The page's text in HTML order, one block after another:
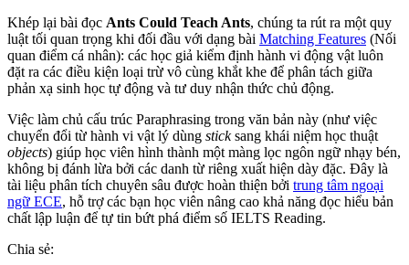
Khép lại bài đọc Ants Could Teach Ants, chúng ta rút ra một quy
luật tối quan trọng khi đối đầu với dạng bài Matching Features (Nối
quan điểm cá nhân): các học giả kiểm định hành vi động vật luôn
đặt ra các điều kiện loại trừ vô cùng khắt khe để phân tách giữa
phản xạ sinh học tự động và tư duy nhận thức chủ động.
Việc làm chủ cấu trúc Paraphrasing trong văn bản này (như việc
chuyển đổi từ hành vi vật lý dùng sticksang khái niệm học thuật
objects) giúp học viên hình thành một màng lọc ngôn ngữ nhạy bén,
không bị đánh lừa bởi các danh từ riêng xuất hiện dày đặc. Đây là
tài liệu phân tích chuyên sâu được hoàn thiện bởi trung tâm ngoại
ngữ ECE, hỗ trợ các bạn học viên nâng cao khả năng đọc hiểu bản
chất lập luận để tự tin bứt phá điểm số IELTS Reading.
Chia sẻ: